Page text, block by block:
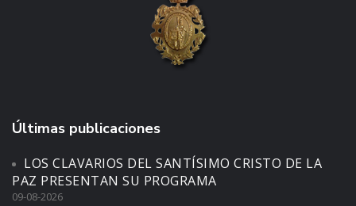
Últimas publicaciones
LOS CLAVARIOS DEL SANTÍSIMO CRISTO DE LA
PAZ PRESENTAN SU PROGRAMA
09-08-2026